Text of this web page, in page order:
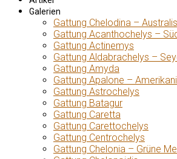
Galerien
Gattung Chelodina –
Gattung Acanthochelys –
Gattung Actinemys
Gattung Aldabrachelys –
Gattung Amyda
Gattung Apalone –
Gattung Astrochelys
Gattung Batagur
Gattung Caretta
Gattung Carettochelys
Gattung Centrochelys
Gattung Chelonia – Grüne